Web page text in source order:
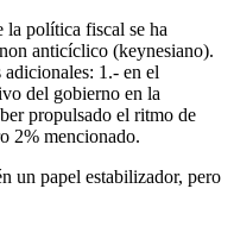
la política fiscal se ha
anticíclico (keynesiano).
adicionales: 1.- en el
del gobierno en la
propulsado el ritmo de
2% mencionado.
un papel estabilizador, pero